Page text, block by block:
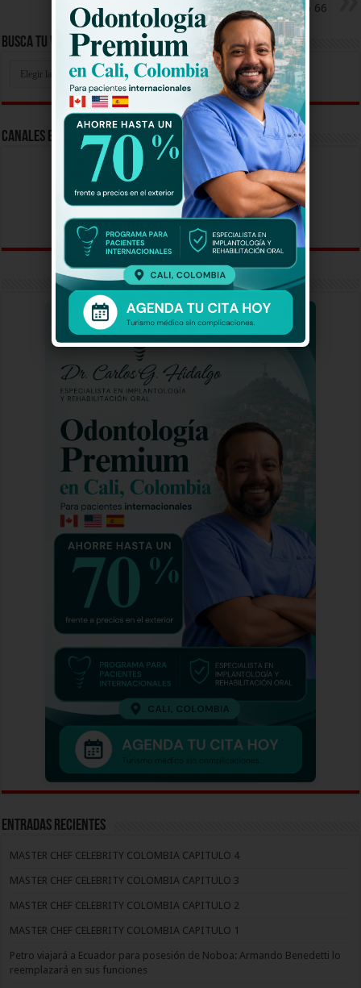
La Niña Capitulo 66
Busca Tu Video Aqui
Aqui
Canales En Vivo
Entradas recientes
MASTER CHEF CELEBRITY COLOMBIA CAPITULO 4
MASTER CHEF CELEBRITY COLOMBIA CAPITULO 3
MASTER CHEF CELEBRITY COLOMBIA CAPITULO 2
MASTER CHEF CELEBRITY COLOMBIA CAPITULO 1
Petro viajará a Ecuador para posesión de Noboa: Armando Benedetti lo
reemplazará en sus funciones